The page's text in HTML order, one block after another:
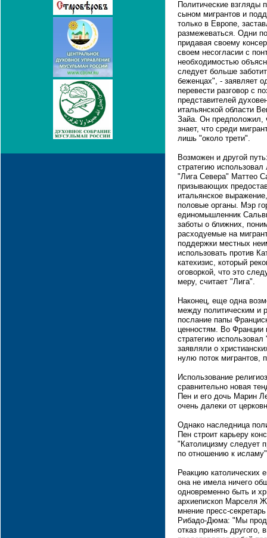
Политические взгляды
сыном мигрантов и
только в Европе,
размежеваться. Одни
придавая своему
своем несогласии с
необходимостью
следует больше
беженцах", - заявляет
перевести разговор с
представителей
итальянской области
Зайа. Он предположил,
знает, что среди
лишь "около трети".
Возможен и другой
стратегию
"Лига Севера" Маттео
призывающих
итальянское
половые органы. Мэр
единомышленник
заботы о ближних,
расходуемые на
поддержки местных
использовать против
катехизис, который
оговоркой, что это
меру, считает "Лига".
Наконец, еще одна
между политическим и
послание папы
ценностям. Во Франции
стратегию
заявляли о
нулю поток мигрантов,
Использование
сравнительно новая
Пен и его дочь Марин
очень далеки от
Однако наследница
Пен строит карьеру
"Католицизму следует
по отношению к
Реакцию католических
она не имела ничего
одновременно быть и
архиепископ Марселя
мнение пресс-
Рибадо-Дюма: "Мы
отказ принять другого,